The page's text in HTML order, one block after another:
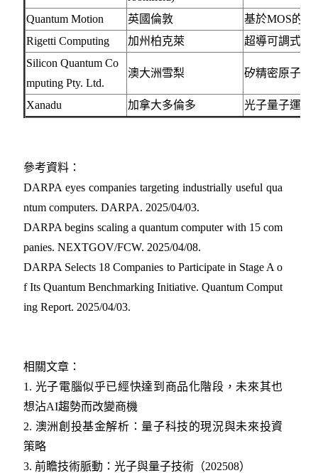
Quantum Motion 英國倫敦
基於MOS的
Rigetti Computing
加州柏克萊
超導可調式
Silicon Quantum Co
mputing Pty. Ltd.
澳大洲雪梨 矽精密原子量
Xanadu 加拿大多倫多 光子量子運算
參考資料：
DARPA eyes companies targeting industrially useful qua
ntum computers. DARPA. 2025/04/03.
DARPA begins scaling a quantum computer with 15 com
panies. NEXTGOV/FCW. 2025/04/08.
DARPA Selects 18 Companies to Participate in Stage A o
f Its Quantum Benchmarking Initiative. Quantum Comput
ing Report. 2025/04/03.
相關文章：
1. 光子電腦似乎已經快達到商品化階段，未來其也
想沾AI趨勢而改變商機
2. 澳洲創投基金解析：量子科技的現況與未來投資
策略
3. 前瞻技術脈動：光子與量子技術（202508）